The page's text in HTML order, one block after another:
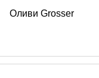
Оливи Grosser